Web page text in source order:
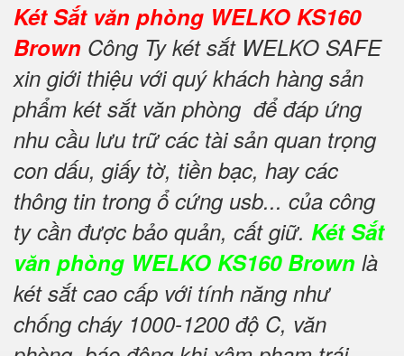
Két Sắt văn phòng WELKO KS160
Brown Công Ty két sắt WELKO SAFE
xin giới thiệu với quý khách hàng sản
phẩm két sắt văn phòng để đáp ứng
nhu cầu lưu trữ các tài sản quan trọng
con dấu, giấy tờ, tiền bạc, hay các
thông tin trong ổ cứng usb... của công
ty cần được bảo quản, cất giữ. Két Sắt
văn phòng WELKO KS160 Brown là
két sắt cao cấp với tính năng như
chống cháy 1000-1200 độ C, văn